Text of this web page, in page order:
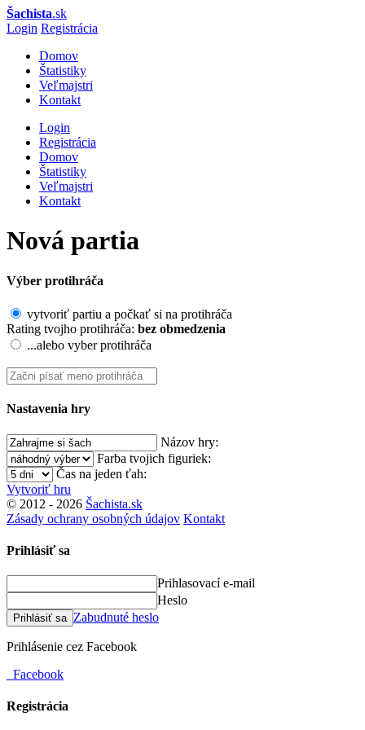
Šachista.sk
Login Registrácia
Domov
Štatistiky
Veľmajstri
Kontakt
Login
Registrácia
Domov
Štatistiky
Veľmajstri
Kontakt
Nová partia
Výber protihráča
vytvoriť partiu a počkať si na protihráča
Rating tvojho protihráča: bez obmedzenia
...alebo vyber protihráča
Nastavenia hry
Názov hry:
Farba tvojich figuriek:
Čas na jeden ťah:
Vytvoriť hru
© 2012 - 2026 Šachista.sk
Zásady ochrany osobných údajov Kontakt
Prihlásiť sa
Prihlasovací e-mail
Heslo
Prihlásiť sa Zabudnuté heslo
Prihlásenie cez Facebook
Facebook
Registrácia